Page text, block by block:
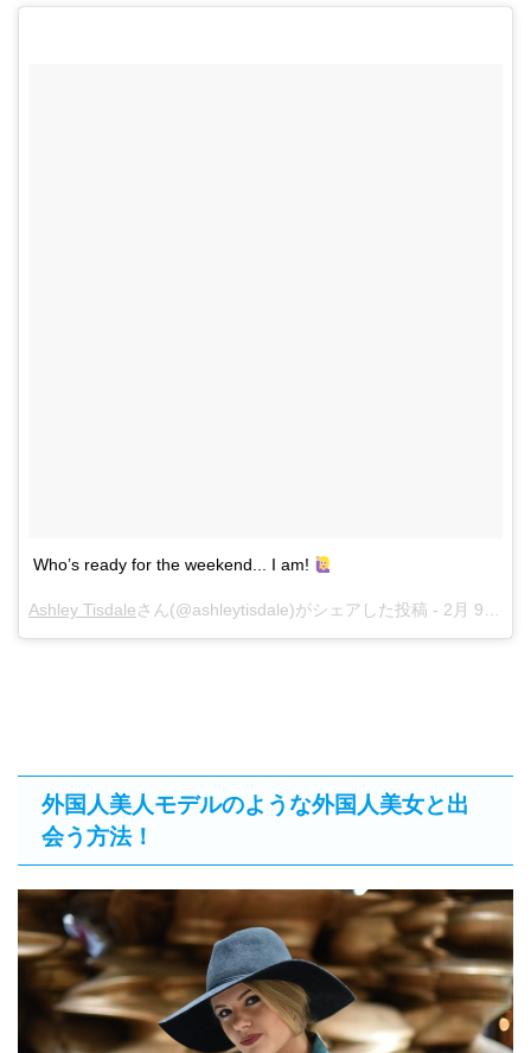
Who’s ready for the weekend... I am!
Ashley Tisdaleさん(@ashleytisdale)がシェアした投稿 - 2月 9, 2018 at 6:35午後 PST
外国人美人モデルのような外国人美女と出
会う方法！